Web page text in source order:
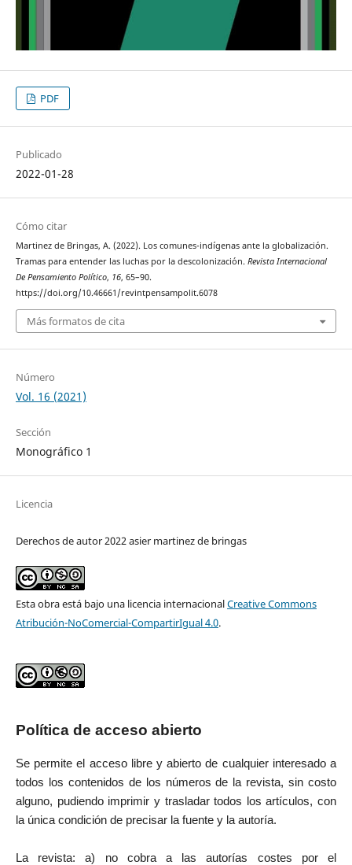
PDF
Publicado
2022-01-28
Cómo citar
Martinez de Bringas, A. (2022). Los comunes-indígenas ante la globalización.
Tramas para entender las luchas por la descolonización. Revista Internacional
De Pensamiento Político, 16, 65–90.
https://doi.org/10.46661/revintpensampolit.6078
Más formatos de cita
Número
Vol. 16 (2021)
Sección
Monográfico 1
Licencia
Derechos de autor 2022 asier martinez de bringas
Esta obra está bajo una licencia internacionalCreative Commons
Atribución-NoComercial-CompartirIgual 4.0.
Política de acceso abierto
Se permite el acceso libre y abierto de cualquier interesado a
todos los contenidos de los números de la revista, sin costo
alguno, pudiendo imprimir y trasladar todos los artículos, con
la única condición de precisar la fuente y la autoría.
La revista: a) no cobra a las autorías costes por el